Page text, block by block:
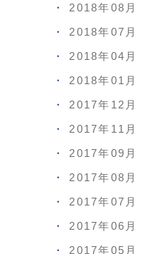
2018年08月
2018年07月
2018年04月
2018年01月
2017年12月
2017年11月
2017年09月
2017年08月
2017年07月
2017年06月
2017年05月